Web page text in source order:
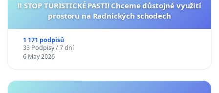
‼️ STOP TURISTICKÉ PASTI! Chceme důstojné využití
prostoru na Radnických schodech
1 171 podpisů
33 Podpisy / 7 dní
6 May 2026